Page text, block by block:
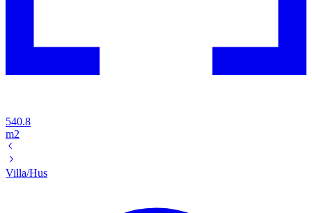
540.8
m2
Villa/Hus